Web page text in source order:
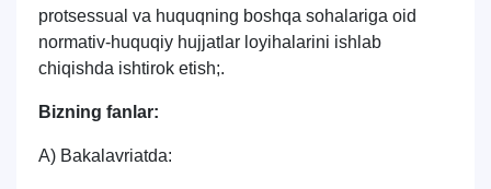
protsessual va huquqning boshqa sohalariga oid
normativ-huquqiy hujjatlar loyihalarini ishlab
chiqishda ishtirok etish;.
Bizning fanlar:
A) Bakalavriatda: